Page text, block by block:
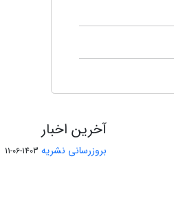
آخرین اخبار
بروزرسانی نشریه 1403-06-11